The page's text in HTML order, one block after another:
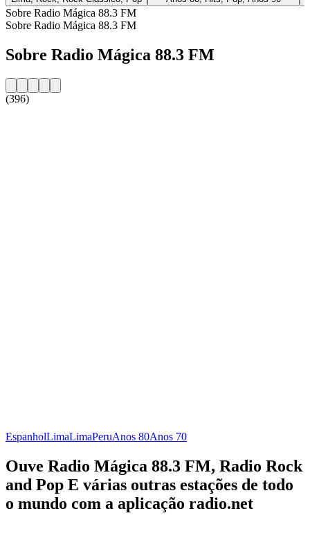
Sobre Radio Mágica 88.3 FM
Sobre Radio Mágica 88.3 FM
Sobre Radio Mágica 88.3 FM
(396)
EspanholLimaLimaPeruAnos 80Anos 70
Ouve Radio Mágica 88.3 FM, Radio Rock
and Pop E várias outras estações de todo
o mundo com a aplicação radio.net